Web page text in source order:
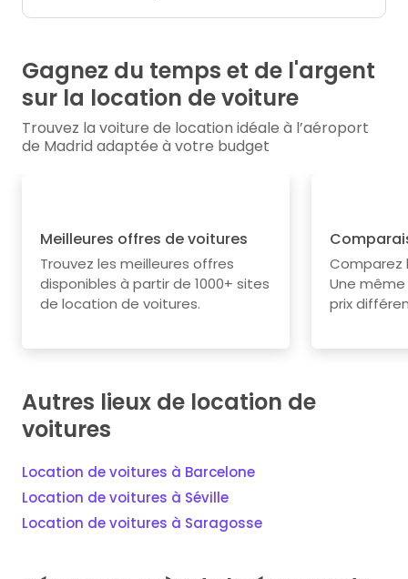
Gagnez du temps et de l'argent
sur la location de voiture
Trouvez la voiture de location idéale à l’aéroport
de Madrid adaptée à votre budget
Meilleures offres de voitures
Trouvez les meilleures offres
disponibles à partir de 1000+ sites
de location de voitures.
Comparez
Une
prix
Autres lieux de location de
voitures
Location de voitures à Barcelone
Location de voitures à Séville
Location de voitures à Saragosse